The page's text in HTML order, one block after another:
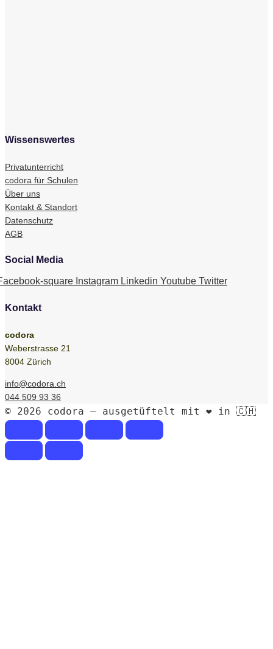
Wissenswertes
Privatunterricht
codora für Schulen
Über uns
Kontakt & Standort
Datenschutz
AGB
Social Media
square Instagram Linkedin Youtube Twitter
Kontakt
codora
Weberstrasse 21
8004 Zürich
info@codora.ch
044 509 93 36
© 2026 codora – ausgetüftelt mit ❤️ in 🇨🇭